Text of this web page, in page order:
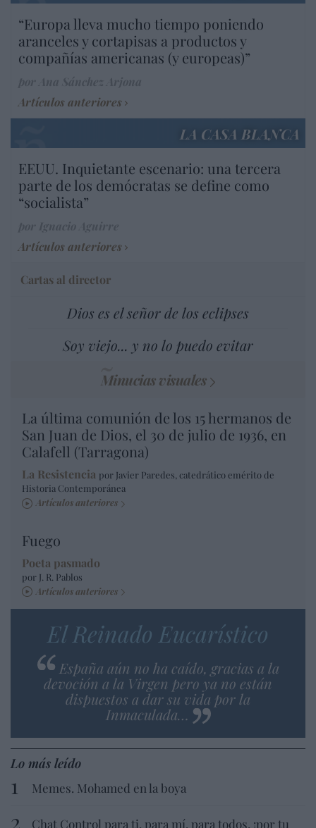
“Europa lleva mucho tiempo poniendo
aranceles y cortapisas a productos y
compañías americanas (y europeas)”
Artículos anteriores
LA CASA BLANCA
EEUU. Inquietante escenario: una tercera
parte de los demócratas se define como
“socialista”
Artículos anteriores
Cartas al director
Dios es el señor de los eclipses
Soy viejo... y no lo puedo evitar
Minucias visuales
La última comunión de los 15 hermanos de
San Juan de Dios, el 30 de julio de 1936, en
Calafell (Tarragona)
La Resistencia por Javier Paredes, catedrático emérito de
Historia Contemporánea
Artículos anteriores
Fuego
Poeta pasmado
por J. R. Pablos
Artículos anteriores
El Reinado Eucarístico
España aún no ha caído, gracias a la
devoción a la Virgen pero ya no están
dispuestos a dar su vida por la
Inmaculada…
Lo más leído
Memes. Mohamed en la boya
Chat Control para ti, para mí, para todos, ¡por tu